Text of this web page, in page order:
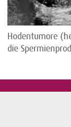
Hodentumore
die